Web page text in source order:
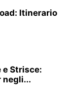
Itinerario
e Strisce:
negli...